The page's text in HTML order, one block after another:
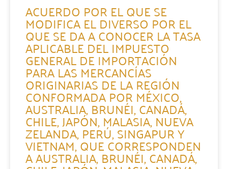
ACUERDO POR EL QUE SE
MODIFICA EL DIVERSO POR EL
QUE SE DA A CONOCER LA TASA
APLICABLE DEL IMPUESTO
GENERAL DE IMPORTACIÓN
PARA LAS MERCANCÍAS
ORIGINARIAS DE LA REGIÓN
CONFORMADA POR MÉXICO,
AUSTRALIA, BRUNÉI, CANADÁ,
CHILE, JAPÓN, MALASIA, NUEVA
ZELANDA, PERÚ, SINGAPUR Y
VIETNAM, QUE CORRESPONDEN
A AUSTRALIA, BRUNÉI, CANADÁ,